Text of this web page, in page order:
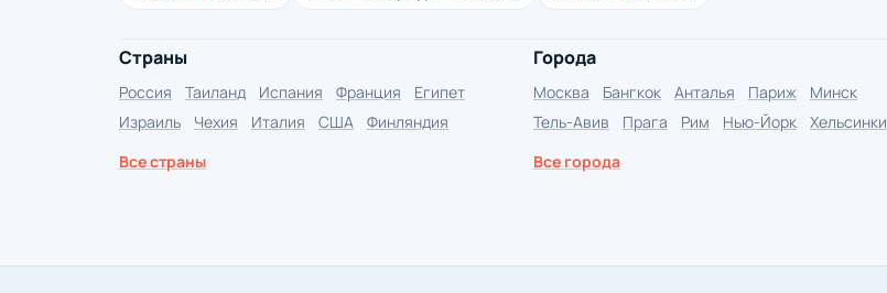
Страны
Россия Таиланд Испания Франция
Египет
Израиль
Чехия Италия США
Финляндия
Все страны
Города
Москва Бангкок Анталья Париж
Минск
Тель-Авив
Прага Рим Нью-Йорк
Хельсинки
Все города